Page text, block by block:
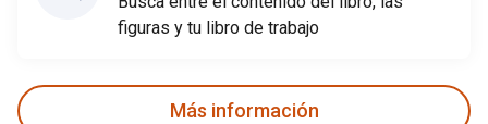
figuras y tu libro de trabajo
Más información